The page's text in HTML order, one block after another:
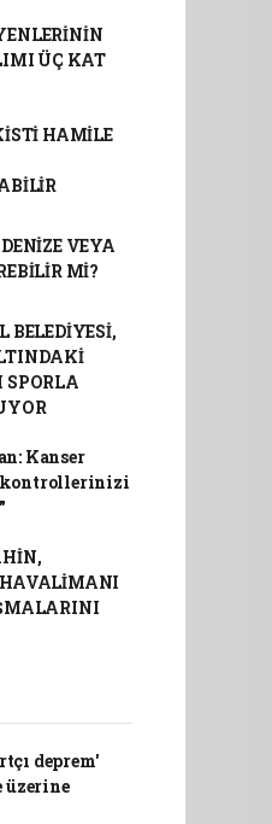
ÜÇ KAT
HAMİLE
VEYA
Mİ?
BELEDİYESİ,
SPORLA
Kanser
kontrollerinizi
deprem'
üzerine